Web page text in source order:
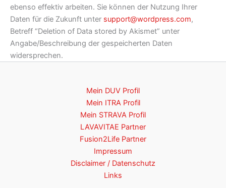
ebenso effektiv arbeiten. Sie können der Nutzung Ihrer
Daten für die Zukunft unter support@wordpress.com,
Betreff “Deletion of Data stored by Akismet” unter
Angabe/Beschreibung der gespeicherten Daten
widersprechen.
Mein DUV Profil
Mein ITRA Profil
Mein STRAVA Profil
LAVAVITAE Partner
Fusion2Life Partner
Impressum
Disclaimer / Datenschutz
Links